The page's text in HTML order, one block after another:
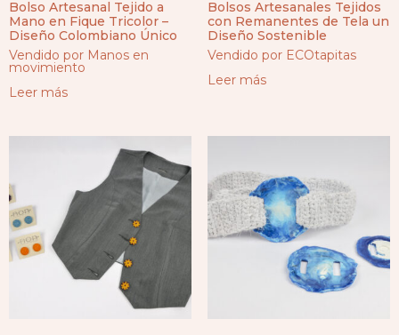
Bolso Artesanal Tejido a
Mano en Fique Tricolor –
Diseño Colombiano Único
Vendido por Manos en
movimiento
Leer más
Bolsos Artesanales Tejidos
con Remanentes de Tela un
Diseño Sostenible
Vendido por ECOtapitas
Leer más